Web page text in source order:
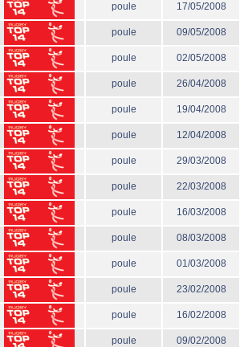
poule 17/05/2008
poule 09/05/2008
poule 02/05/2008
poule 26/04/2008
poule 19/04/2008
poule 12/04/2008
poule 29/03/2008
poule 22/03/2008
poule 16/03/2008
poule 08/03/2008
poule 01/03/2008
poule 23/02/2008
poule 16/02/2008
poule 09/02/2008